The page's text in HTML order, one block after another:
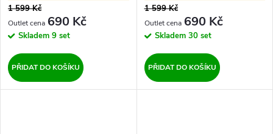
1 599 Kč
690 Kč
Skladem 9 set
PŘIDAT DO KOŠÍKU
1 599 Kč
690 Kč
Skladem 30 set
PŘIDAT DO KOŠÍKU